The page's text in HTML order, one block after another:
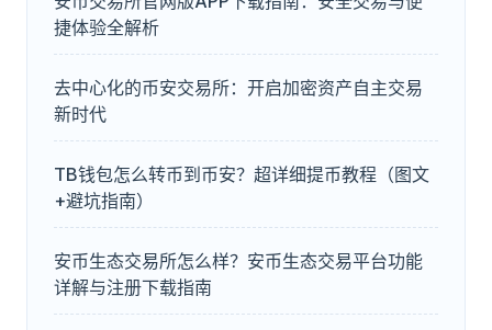
捷体验全解析
去中心化的币安交易所：开启加密资产自主交易
新时代
TB钱包怎么转币到币安？超详细提币教程（图文
+避坑指南）
安币生态交易所怎么样？安币生态交易平台功能
详解与注册下载指南